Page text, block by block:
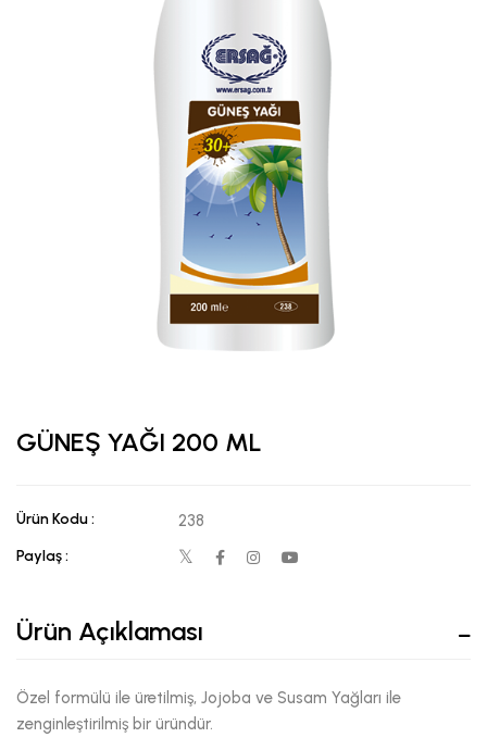
GÜNEŞ YAĞI 200 ML
Ürün Kodu : 238
Paylaş :
Ürün Açıklaması
Özel formülü ile üretilmiş, Jojoba ve Susam Yağları ile
zenginleştirilmiş bir üründür.